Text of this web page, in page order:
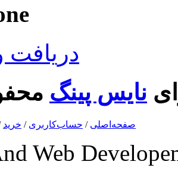
نایس پینگ
صفحه‌اصلی / حساب‌کاربری / خرید
Web